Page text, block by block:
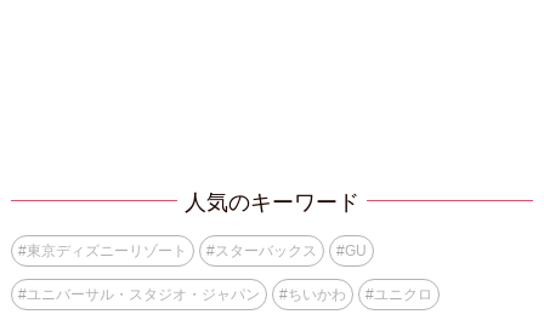
人気のキーワード
#東京ディズニーリゾート #スターバックス #GU
#ユニバーサル・スタジオ・ジャパン #ちいかわ #ユニクロ